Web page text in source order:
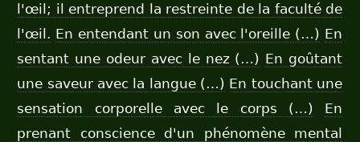
l'œil; il entreprend la restreinte de la faculté de
l'œil. En entendant un son avec l'oreille (…) En
sentant une odeur avec le nez (…) En goûtant
une saveur avec la langue (…) En touchant une
sensation corporelle avec le corps (…)
En
prenant conscience d'un phénomène mental